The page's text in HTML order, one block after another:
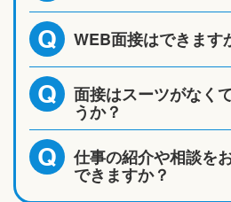
Q WEB面接はできます
Q 面接はスーツがなく
うか？
Q 仕事の紹介や相談を
できますか？